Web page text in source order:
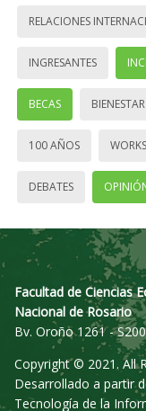
RELACIONES
INGRESANTES
BECAS
100 AÑOS
DEBATES
Facultad de Ciencias
Nacional de Rosario
Bv. Oroño 1261 -
Copyright © 2021. All
Desarrollado a partir
Tecnología de la